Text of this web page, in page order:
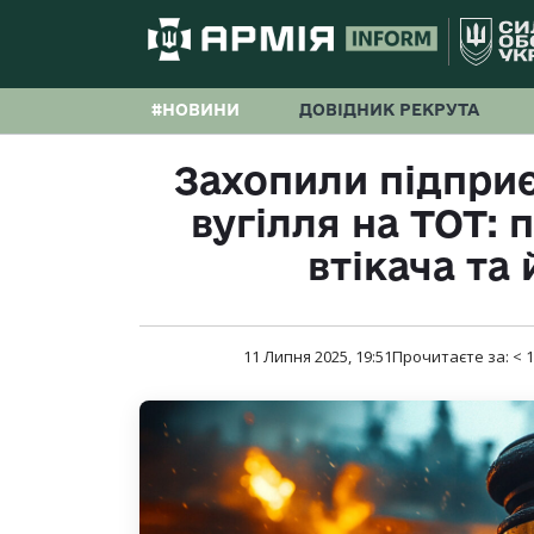
#НОВИНИ ДОВІДНИК РЕКРУТА
Захопили
вугілля на ТОТ:
втікача та
11 Липня 2025, 19:51Прочитаєте за: < 1